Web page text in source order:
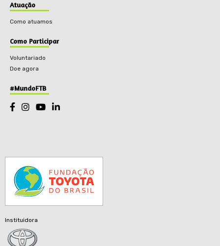
Atuação
Como atuamos
Como Participar
Voluntariado
Doe agora
#MundoFTB
Instituidora